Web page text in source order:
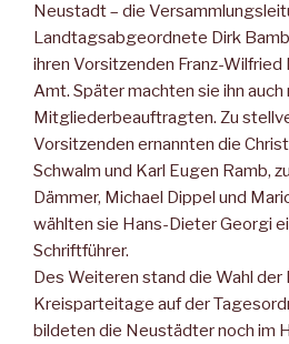
Neustadt – die
Landtagsabgeordnete Dirk
ihren Vorsitzenden Franz-
Amt. Später machten sie ihn auch
Mitgliederbeauftragten. Zu
Vorsitzenden ernannten die
Schwalm und Karl Eugen Ramb,
Dämmer, Michael Dippel und
wählten sie Hans-Dieter Georgi
Schriftführer.
Des Weiteren stand die Wahl
Kreisparteitage auf der
bildeten die Neustädter noch im